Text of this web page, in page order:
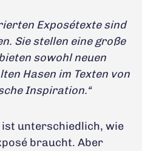
Exposétexte sind
Sie stellen eine große
sowohl neuen
Hasen im Texten von
Inspiration.“
ist unterschiedlich, wie
braucht. Aber